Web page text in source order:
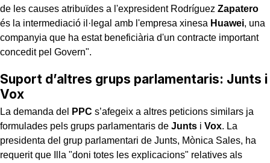
de les causes atribuïdes a l'expresident Rodríguez Zapatero
és la intermediació il·legal amb l'empresa xinesa Huawei, una
companyia que ha estat beneficiària d'un contracte important
concedit pel Govern".
Suport d’altres grups parlamentaris: Junts i
Vox
La demanda del PPC s’afegeix a altres peticions similars ja
formulades pels grups parlamentaris de Junts i Vox. La
presidenta del grup parlamentari de Junts, Mònica Sales, ha
requerit que Illa "doni totes les explicacions" relatives als